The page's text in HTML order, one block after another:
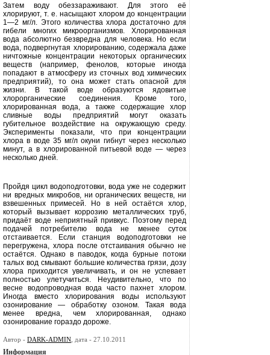
Затем воду обеззараживают. Для этого её
хлорируют, т. е. насыщают хлором до концентрации
1—2 мг/л. Этого количества хлора достаточно для
гибели многих микроорганиз­мов. Хлорированная
вода абсолютно безвредна для человека. Но если
вода, подвергнутая хлорированию, содер­жала даже
ничтожные концентрации некоторых органических
веществ (на­пример, фенолов, которые иногда
попадают в атмосферу из сточных вод химических
предприятий), то она может стать опасной для
жизни. В та­кой воде образуются ядовитые
хлорорганические соединения. Кроме то­го,
хлорированная вода, а также содержащие хлор
сливные воды пред­приятий могут оказать
губительное воздействие на окружающую среду.
Эксперименты показали, что при кон­центрации
хлора в воде 35 мг/л оку­ни гибнут через несколько
минут, а в хлорированной питьевой воде — че­рез
несколько дней.
Пройдя цикл водоподготовки, вода уже не содержит
ни вредных микро­бов, ни органических веществ, ни
взвешенных примесей. Но в ней оста­ётся хлор,
который вызывает корро­зию металлических труб,
придаёт во­де неприятный привкус. Поэтому перед
подачей потребителю вода не менее суток
отстаивается. Если станция водоподготовки не
перегру­жена, хлора после отстаивания обыч­но не
остаётся. Однако в паводок, когда бурные потоки
талых вод смы­вают большие количества грязи, до­зу
хлора приходится увеличивать, и он не успевает
полностью улетучиться. Неудивительно, что по
весне водо­проводная вода часто пахнет хлором.
Иногда вместо хлорирования во­ды используют
озонирование — об­работку озоном. Такая вода
менее вредна, чем хлорированная, однако
озонирование гораздо дороже.
Автор - DARK-ADMIN , дата - 27.10.2011
Информация